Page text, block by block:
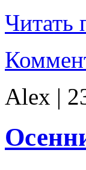
Читать
Alex |